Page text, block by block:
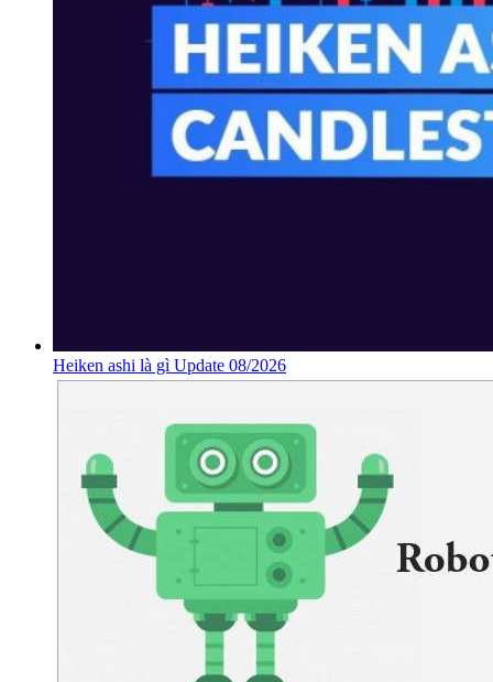
Heiken ashi là gì Update 08/2026